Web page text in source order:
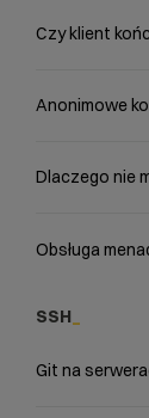
Czy klient
Anonimowe
Dlaczego nie
Obsługa
SSH
Git na